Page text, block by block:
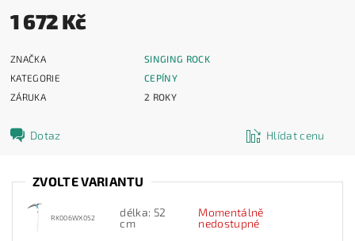
1 672 Kč
ZNAČKA
SINGING ROCK
KATEGORIE
CEPÍNY
ZÁRUKA
2 ROKY
Dotaz Hlídat cenu
ZVOLTE VARIANTU
RK006WX052
délka: 52
cm
Momentálně
nedostupné